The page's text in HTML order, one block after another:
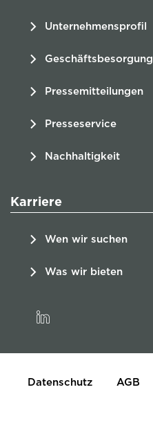
Unternehmensprofil
Geschäftsbesorgung
Pressemitteilungen
Presseservice
Nachhaltigkeit
Karriere
Wen wir suchen
Was wir bieten
linkedin
Datenschutz AGB